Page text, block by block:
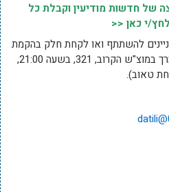
של חדשות מודיעין וקבלת כל
י כאן <<
להשתתף ואו לקחת חלק בהקמת
המניין, מוזמנים לכינוס שני שייערך במוצ"ש הקרוב, 321, בשעה 21:00,